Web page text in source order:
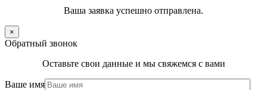
Ваша заявка успешно отправлена.
×
Обратный звонок
Оставьте свои данные и мы свяжемся с вами
Ваше имя